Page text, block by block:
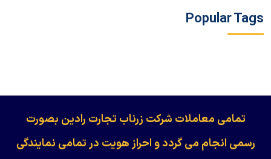
Popular Tags
​​​​​​تمامی معاملات شرکت زرناب تجارت رادین بصورت
رسمی انجام می گردد و احراز هویت در تمامی نمایندگی